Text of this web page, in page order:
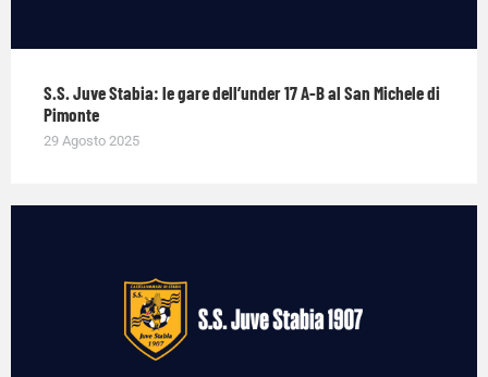
S.S. Juve Stabia: le gare dell’under 17 A-B al San Michele di
Pimonte
29 Agosto 2025